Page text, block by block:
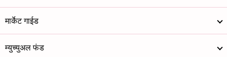
मार्केट गाईड
म्युच्युअल फंड